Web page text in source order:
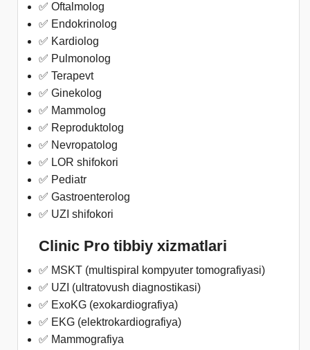
✅ Oftalmolog
✅ Endokrinolog
✅ Kardiolog
✅ Pulmonolog
✅ Terapevt
✅ Ginekolog
✅ Mammolog
✅ Reproduktolog
✅ Nevropatolog
✅ LOR shifokori
✅ Pediatr
✅ Gastroenterolog
✅ UZI shifokori
Clinic Pro tibbiy xizmatlari
✅ MSKT (multispiral kompyuter tomografiyasi)
✅ UZI (ultratovush diagnostikasi)
✅ ExoKG (exokardiografiya)
✅ EKG (elektrokardiografiya)
✅ Mammografiya